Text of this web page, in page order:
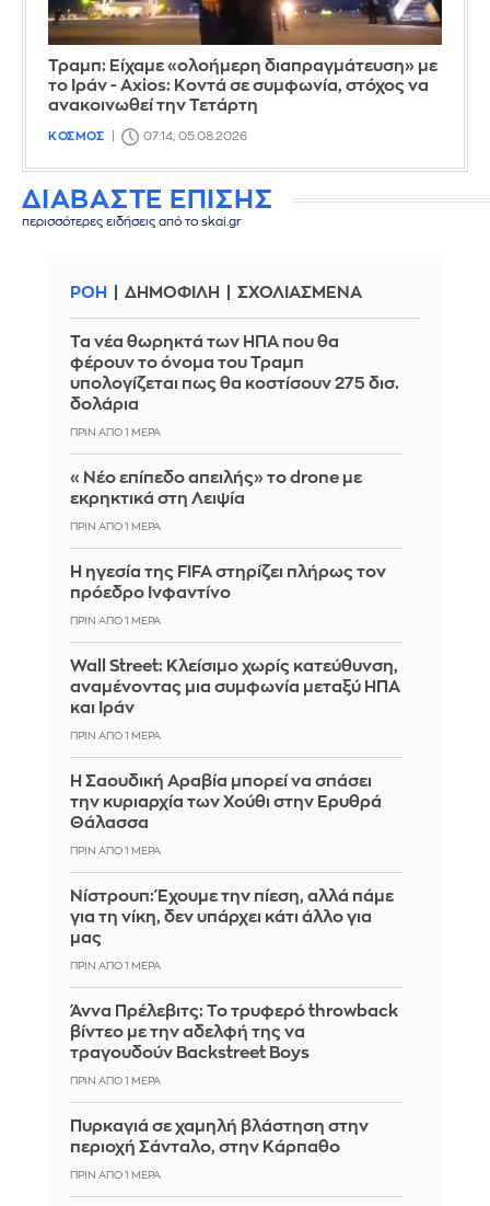
Τραμπ: Είχαμε «ολοήμερη διαπραγμάτευση» με
το Ιράν - Axios: Κοντά σε συμφωνία, στόχος να
ανακοινωθεί την Τετάρτη
ΚΟΣΜΟΣ 07:14, 05.08.2026
ΔΙΑΒΑΣΤΕ ΕΠΙΣΗΣ
περισσότερες ειδήσεις από το skai.gr
ΡΟΗ ΔΗΜΟΦΙΛΗ ΣΧΟΛΙΑΣΜΕΝΑ
Τα νέα θωρηκτά των ΗΠΑ που θα
φέρουν το όνομα του Τραμπ
υπολογίζεται πως θα κοστίσουν 275 δισ.
δολάρια
ΠΡΙΝ ΑΠΌ 1 ΜΈΡΑ
«Νέο επίπεδο απειλής» το drone με
εκρηκτικά στη Λειψία
ΠΡΙΝ ΑΠΌ 1 ΜΈΡΑ
Η ηγεσία της FIFA στηρίζει πλήρως τον
πρόεδρο Ινφαντίνο
ΠΡΙΝ ΑΠΌ 1 ΜΈΡΑ
Wall Street: Κλείσιμο χωρίς κατεύθυνση,
αναμένοντας μια συμφωνία μεταξύ ΗΠΑ
και Ιράν
ΠΡΙΝ ΑΠΌ 1 ΜΈΡΑ
Η Σαουδική Αραβία μπορεί να σπάσει
την κυριαρχία των Χούθι στην Ερυθρά
Θάλασσα
ΠΡΙΝ ΑΠΌ 1 ΜΈΡΑ
Νίστρουπ: Έχουμε την πίεση, αλλά πάμε
για τη νίκη, δεν υπάρχει κάτι άλλο για
μας
ΠΡΙΝ ΑΠΌ 1 ΜΈΡΑ
Άννα Πρέλεβιτς: Το τρυφερό throwback
βίντεο με την αδελφή της να
τραγουδούν Backstreet Boys
ΠΡΙΝ ΑΠΌ 1 ΜΈΡΑ
Πυρκαγιά σε χαμηλή βλάστηση στην
περιοχή Σάνταλο, στην Κάρπαθο
ΠΡΙΝ ΑΠΌ 1 ΜΈΡΑ